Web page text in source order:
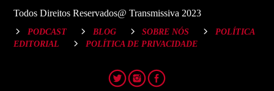
Todos Direitos Reservados@ Transmissiva 2023
PODCAST BLOG SOBRE NÓS
POLÍTICA
EDITORIAL
POLÍTICA DE PRIVACIDADE